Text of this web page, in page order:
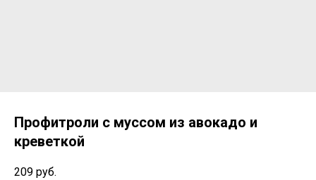
Профитроли с муссом из авокадо и
креветкой
209 руб.